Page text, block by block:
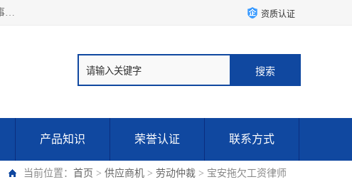
广东鹏合律师事务所主要业务范围：法律顾问、刑事案件、劳动争议；主要业务有：机关、事业单位、私人常年法律顾问；刑事案件辩护、案件代理、犯罪辩护、取保候审等法律事务；以及劳动合同、工伤、工资、辞退、开除等劳动法律事务；多年来，欧辉律师团队一直秉承“以信为本，以法为业”的执业理念，用自己的专业所长为当事人提供优质法律服务，深得当事人的一致好评及信赖。 资质认证
产品知识 荣誉认证 联系方式
当前位置： 首页 > 供应商机 > 劳动仲裁 > 宝安拖欠工资律师